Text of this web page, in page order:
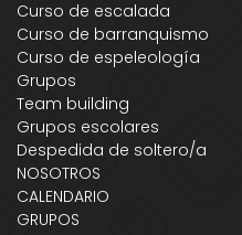
Curso de escalada
Curso de barranquismo
Curso de espeleología
Grupos
Team building
Grupos escolares
Despedida de soltero/a
NOSOTROS
CALENDARIO
GRUPOS